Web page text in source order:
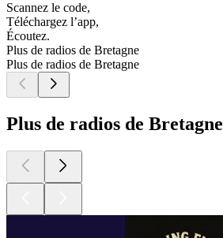
Scannez le code,
Téléchargez l’app,
Écoutez.
Plus de radios de Bretagne
Plus de radios de Bretagne
Plus de radios de Bretagne